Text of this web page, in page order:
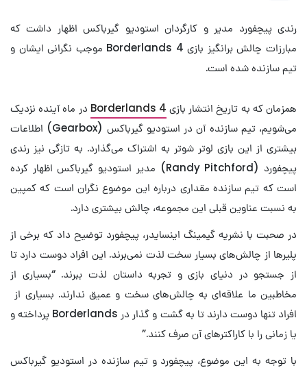
رندی پیچفورد مدیر و کارگردان استودیو گیرباکس اظهار داشت که
مبارزات چالش برانگیز بازی Borderlands 4 موجب نگرانی ایشان و
تیم سازنده شده است.
همزمان که به تاریخ انتشار بازی Borderlands 4 در ماه آینده نزدیک
می‌شویم، تیم سازنده آن در استودیو گیرباکس (Gearbox) اطلاعات
بیشتری از این بازی لوتر شوتر به اشتراک می‌گذارد. به تازگی نیز رندی
پیچفورد (Randy Pitchford) مدیر استودیو گیرباکس اظهار کرده
است که تیم سازنده مقداری درباره این موضوع نگران است که کمپین
به نسبت عناوین قبلی این مجموعه، چالش بیشتری دارد.
در صحبت با نشریه گیمینگ اینسایدر، پیچفورد توضیح داد که برخی از
پلیرها از چالش‌های بسیار سخت لذت نمی‌برند. این افراد دوست دارد تا
از جستجو در دنیای بازی و تجربه داستان لذت ببرند. “بسیاری از
مخاطبین ما علاقه‌ای به چالش‌های سخت و عمیق ندارند. بسیاری از
افراد تنها دوست دارند تا به گشت و گذار در Borderlands پرداخته و
یا زمانی را با کاراکترهای آن صرف کنند.”
با توجه به این موضوع، پیچفورد و تیم سازنده در استودیو گیرباکس